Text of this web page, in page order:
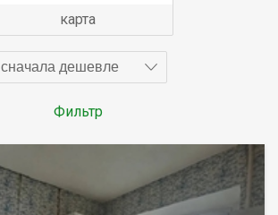
карта
сначала дешевле
Фильтр